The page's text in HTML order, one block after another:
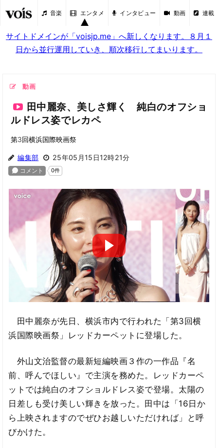
音楽 エンタメ インタビュー 動画 連載
サイトドメインが「voisjp.me」へ新しくなります。８月１
日から並行運用していき、順次移行してまいります。
動画
田中麗奈、美しさ輝く 純白のオフショ
ルドレス姿でレカペ
第3回横浜国際映画祭
編集部 25年05月15日12時21分
田中麗奈が先日、横浜市内で行われた「第3回横
浜国際映画祭」レッドカーペットに登場した。
外山文治監督の最新短編映画３作の一作品『名
前、呼んでほしい』で主演を務めた。レッドカーペ
ットでは純白のオフショルドレス姿で登場。太陽の
日差しも受け美しい輝きを放った。田中は「16日か
ら上映されますのでぜひお越しいただければ」と呼
びかけた。